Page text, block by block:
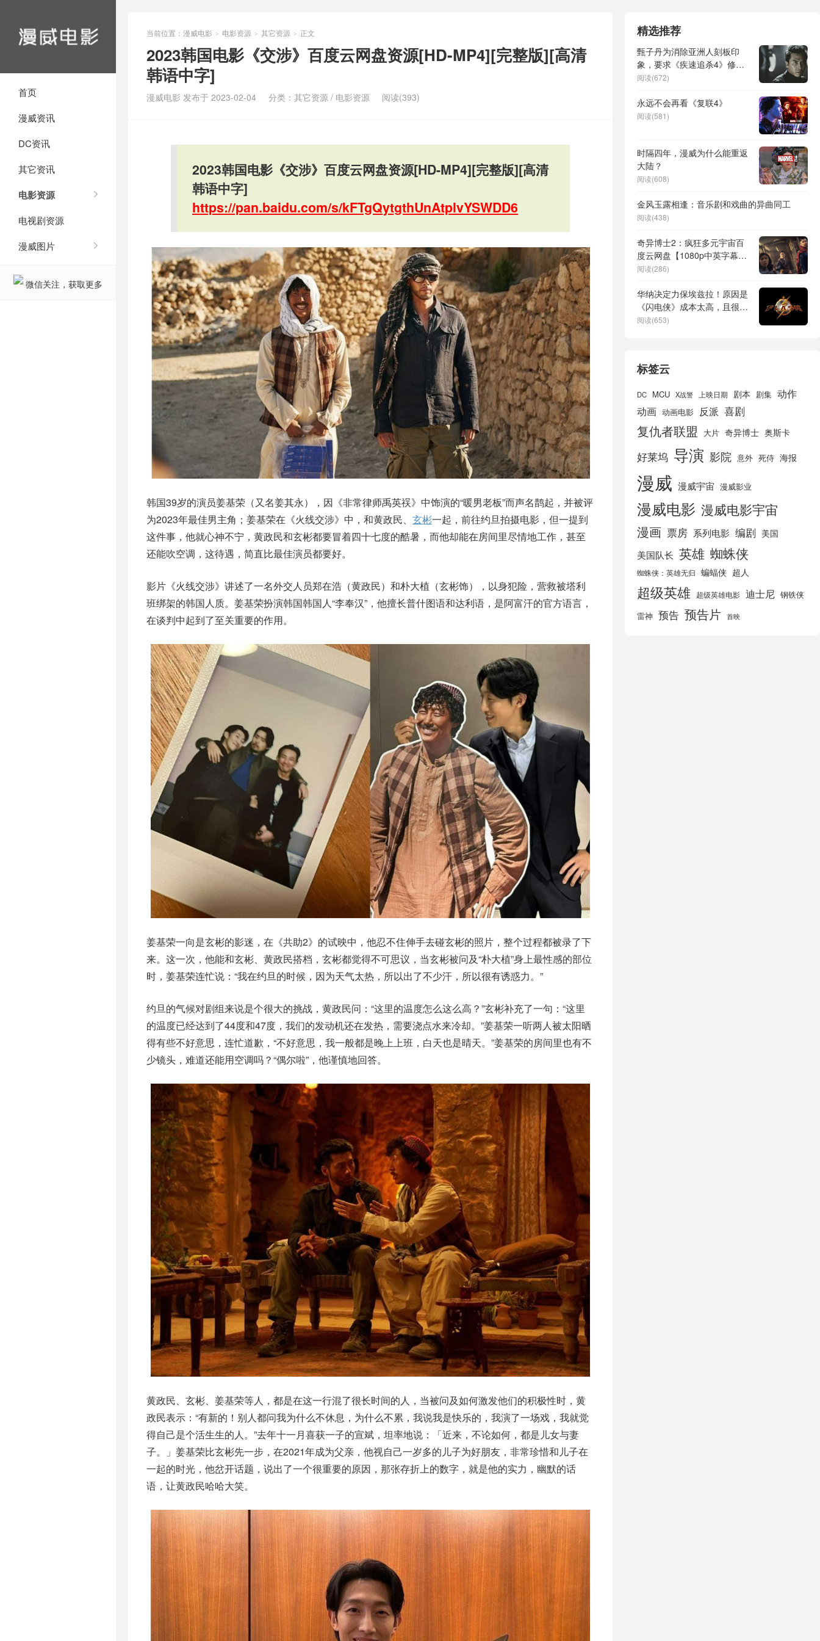
首页
漫威资讯
DC资讯
其它资讯
电影资源
电视剧资源
漫威图片
微信关注，获取更多
当前位置： 漫威电影 > 电影资源 > 其它资源 > 正文
2023韩国电影《交涉》百度云网盘资源[HD-MP4][完整版][高清
韩语中字]
漫威电影 发布于 2023-02-04 分类： 其它资源 / 电影资源 阅读(393)
2023韩国电影《交涉》百度云网盘资源[HD-MP4][完整版][高清
韩语中字]
https://pan.baidu.com/s/kFTgQytgthUnAtplvYSWDD6
韩国39岁的演员姜基荣（又名姜其永），因《非常律师禹英祦》中饰演的“暖男老板”而声名鹊起，并被评
为2023年最佳男主角；姜基荣在《火线交涉》中，和黄政民、 玄彬一起，前往约旦拍摄电影，但一提到
这件事，他就心神不宁，黄政民和玄彬都要冒着四十七度的酷暑，而他却能在房间里尽情地工作，甚至
还能吹空调，这待遇，简直比最佳演员都要好。
影片《火线交涉》讲述了一名外交人员郑在浩（黄政民）和朴大植（玄彬饰），以身犯险，营救被塔利
班绑架的韩国人质。姜基荣扮演韩国韩国人“李奉汉”，他擅长普什图语和达利语，是阿富汗的官方语言，
在谈判中起到了至关重要的作用。
姜基荣一向是玄彬的影迷，在《共助2》的试映中，他忍不住伸手去碰玄彬的照片，整个过程都被录了下
来。这一次，他能和玄彬、黄政民搭档，玄彬都觉得不可思议，当玄彬被问及“朴大植”身上最性感的部位
时，姜基荣连忙说：“我在约旦的时候，因为天气太热，所以出了不少汗，所以很有诱惑力。”
约旦的气候对剧组来说是个很大的挑战，黄政民问：“这里的温度怎么这么高？”玄彬补充了一句：“这里
的温度已经达到了44度和47度，我们的发动机还在发热，需要浇点水来冷却。”姜基荣一听两人被太阳晒
得有些不好意思，连忙道歉，“不好意思，我一般都是晚上上班，白天也是晴天。”姜基荣的房间里也有不
少镜头，难道还能用空调吗？“偶尔啦”，他谨慎地回答。
黄政民、玄彬、姜基荣等人，都是在这一行混了很长时间的人，当被问及如何激发他们的积极性时，黄
政民表示：“有新的！别人都问我为什么不休息，为什么不累，我说我是快乐的，我演了一场戏，我就觉
得自己是个活生生的人。”去年十一月喜获一子的宣斌，坦率地说：「近来，不论如何，都是儿女与妻
子。」姜基荣比玄彬先一步，在2021年成为父亲，他视自己一岁多的儿子为好朋友，非常珍惜和儿子在
一起的时光，他岔开话题，说出了一个很重要的原因，那张存折上的数字，就是他的实力，幽默的话
语，让黄政民哈哈大笑。
精选推荐
甄子丹为消除亚洲人刻板印
象，要求《疾速追杀4》修改
剧本
阅读(672)
永远不会再看《复联4》
阅读(581)
时隔四年，漫威为什么能重返
大陆？
阅读(608)
金风玉露相逢：音乐剧和戏曲的异曲同工
阅读(438)
奇异博士2：疯狂多元宇宙百
度云网盘【1080p中英字幕】
高清资源
阅读(286)
华纳决定力保埃兹拉！原因是
《闪电侠》成本太高，且很可
能成为票房冠军
阅读(653)
标签云
DC MCU X战警 上映日期 剧本 剧集 动作
动画 动画电影 反派 喜剧
复仇者联盟 大片 奇异博士 奥斯卡
好莱坞 导演 影院 意外 死侍 海报
漫威 漫威宇宙 漫威影业
漫威电影 漫威电影宇宙
漫画 票房 系列电影 编剧 美国
美国队长 英雄 蜘蛛侠
蜘蛛侠：英雄无归 蝙蝠侠 超人
超级英雄 超级英雄电影 迪士尼 钢铁侠
雷神 预告 预告片 首映